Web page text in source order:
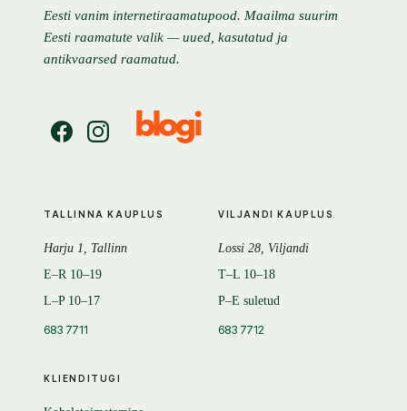
Eesti vanim internetiraamatupood. Maailma suurim
Eesti raamatute valik — uued, kasutatud ja
antikvaarsed raamatud.
KLIENDITUGI
TALLINNA KAUPLUS
Harju 1, Tallinn
E–R 10–19
L–P 10–17
683 7711
VILJANDI KAUPLUS
Lossi 28, Viljandi
T–L 10–18
P–E suletud
683 7712